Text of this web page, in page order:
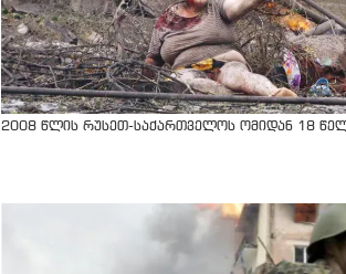
2008 წლის რუსეთ-საქართველოს ომიდან 18